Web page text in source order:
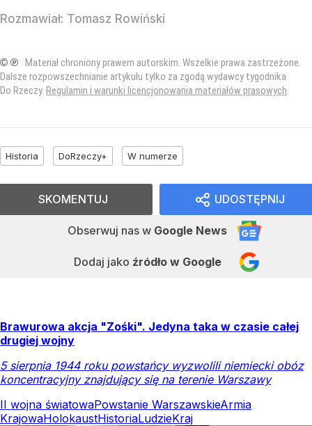
Rozmawiał: Tomasz Rowiński
© ℗ Materiał chroniony prawem autorskim. Wszelkie prawa zastrzeżone.
Dalsze rozpowszechnianie artykułu tylko za zgodą wydawcy tygodnika
Do Rzeczy. Regulamin i warunki licencjonowania materiałów prasowych.
Historia DoRzeczy+ W numerze
UDOSTĘPNIJ
Obserwuj nas w Google News
Dodaj jako źródło w Google
SKOMENTUJ
Brawurowa akcja "Zośki". Jedyna taka w czasie całej
drugiej wojny
5 sierpnia 1944 roku powstańcy wyzwolili niemiecki obóz
koncentracyjny znajdujący się na terenie Warszawy
II wojna światowaPowstanie WarszawskieArmia
KrajowaHolokaustHistoriaLudzieKraj